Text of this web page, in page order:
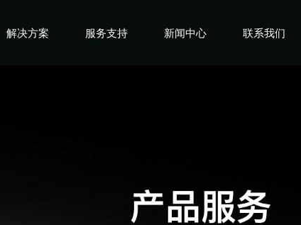
解决方案 服务支持 新闻中心 联系我们